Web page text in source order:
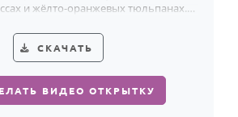
и жёлто-оранжевых тюльпанах.
СКАЧАТЬ
ВИДЕО ОТКРЫТКУ